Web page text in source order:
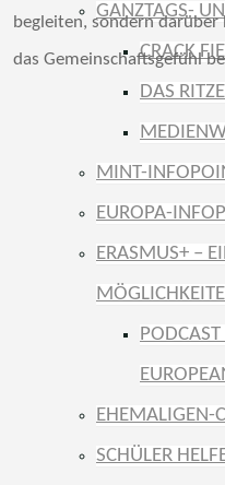
GANZTAGS-
CRACK
DAS
MINT-
EUROPA-
ERASMUS+ –
PODCAST
EHEMALIGEN-
SCHÜLER
begleiten, sondern darüber
das Gemeinschaftsgefühl